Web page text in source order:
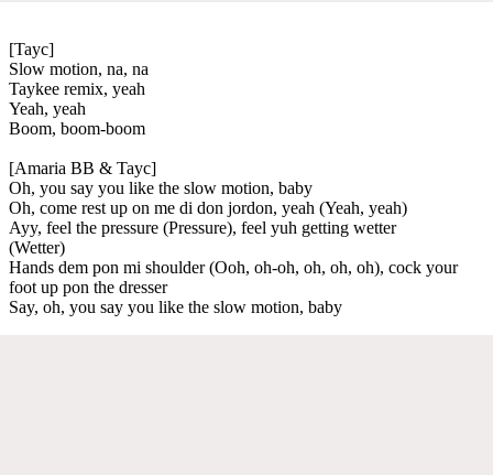
[Tayc]
Slow motion, na, na
Taykee remix, yeah
Yeah, yeah
Boom, boom-boom
[Amaria BB & Tayc]
Oh, you say you like the slow motion, baby
Oh, come rest up on me di don jordon, yeah (Yeah, yeah) ​
Ayy, feel the pressure (Pressure), feel yuh getting wetter
(Wetter)
Hands dem pon mi shoulder (Ooh, oh-oh, oh, oh, oh), cock your
foot up pon the dresser
Say, oh, you say you like the slow motion, baby